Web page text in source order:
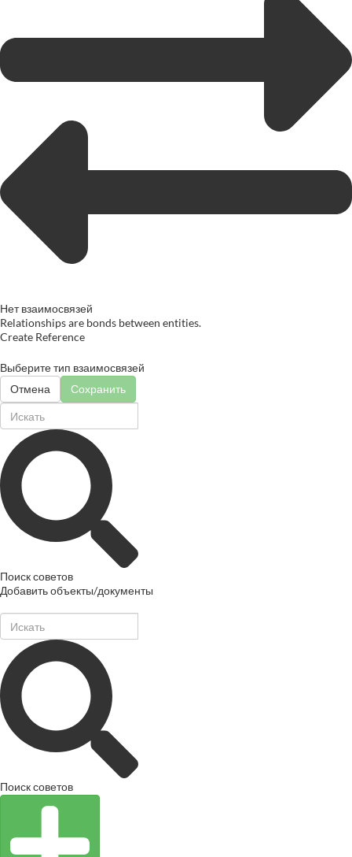
Нет взаимосвязей
Relationships are bonds between entities.
Create Reference
Выберите тип взаимосвязей
Отмена
Сохранить
Поиск советов
Добавить объекты/документы
Поиск советов